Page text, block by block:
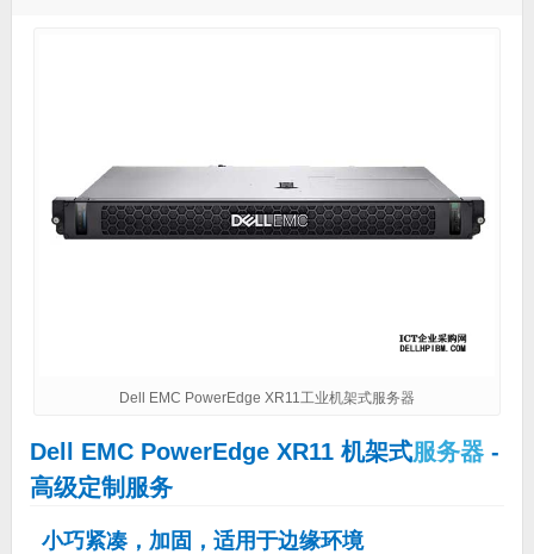
Dell EMC PowerEdge XR11工业机架式服务器
Dell EMC PowerEdge XR11 机架式服务器-
高级定制服务
小巧紧凑，加固，适用于边缘环境